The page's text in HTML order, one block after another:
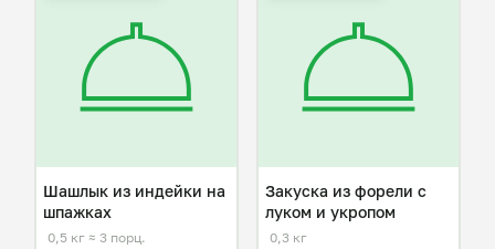
Шашлык из индейки на
шпажках
0,5 кг ≈ 3 порц.
Закуска из форели с
луком и укропом
0,3 кг